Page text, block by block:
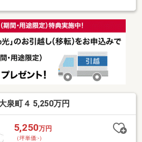
グ、各種保険の見直し・・・etc・おウ
駆け付けサービス・・・etc購入前のタ
ご不安につきましてもご相談可能で
ご覧下さいませ。物件の詳細につい
イヤル ： ０１２０－６６１－０４０
泉町４ 5,250万円
5,250万円
（坪単価:-）